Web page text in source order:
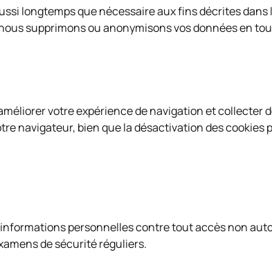
longtemps que nécessaire aux fins décrites
supprimons ou anonymisons vos données en
votre expérience de navigation et collecter
navigateur, bien que la désactivation des
personnelles contre tout accès non
de sécurité réguliers.